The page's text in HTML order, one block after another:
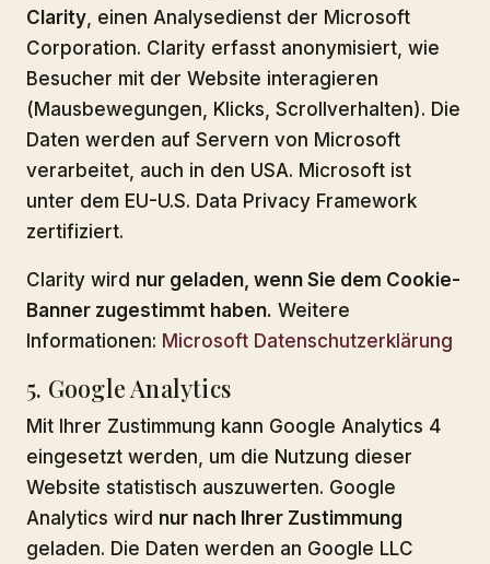
Clarity, einen Analysedienst der Microsoft
Corporation. Clarity erfasst anonymisiert, wie
Besucher mit der Website interagieren
(Mausbewegungen, Klicks, Scrollverhalten). Die
Daten werden auf Servern von Microsoft
verarbeitet, auch in den USA. Microsoft ist
unter dem EU-U.S. Data Privacy Framework
zertifiziert.
Clarity wird nur geladen, wenn Sie dem Cookie-
Banner zugestimmt haben. Weitere
Informationen: Microsoft Datenschutzerklärung
5. Google Analytics
Mit Ihrer Zustimmung kann Google Analytics 4
eingesetzt werden, um die Nutzung dieser
Website statistisch auszuwerten. Google
Analytics wird nur nach Ihrer Zustimmung
geladen. Die Daten werden an Google LLC